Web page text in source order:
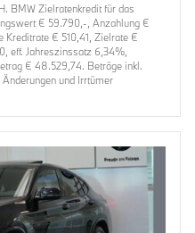
BMW Zielratenkredit für das
€ 59.790,-, Anzahlung €
Kreditrate € 510,41, Zielrate €
eff. Jahreszinssatz 6,34%,
€ 48.529,74. Beträge inkl.
und Irrtümer